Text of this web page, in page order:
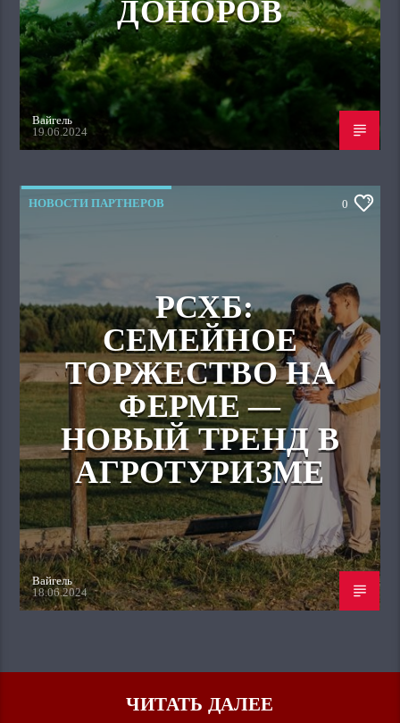
ДОНОРОВ
Вайгель
19.06.2024
НОВОСТИ ПАРТНЕРОВ 0
РСХБ:
СЕМЕЙНОЕ
ТОРЖЕСТВО НА
ФЕРМЕ —
НОВЫЙ ТРЕНД В
АГРОТУРИЗМЕ
Вайгель
18.06.2024
ЧИТАТЬ ДАЛЕЕ